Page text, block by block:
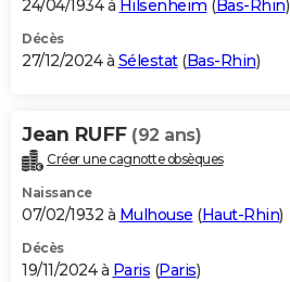
24/04/1934 à Hilsenheim ( Bas-Rhin)
Décès
27/12/2024 à Sélestat(Bas-Rhin)
Jean RUFF (92 ans)
Créer une cagnotte obsèques
Naissance
07/02/1932 à Mulhouse (Haut-Rhin)
Décès
19/11/2024 à Paris (Paris)